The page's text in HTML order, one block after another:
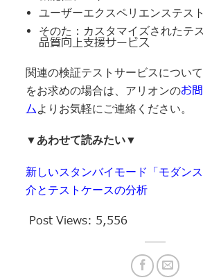
ユーザーエクスペリエンステスト
そのた：カスタマイズされたテス
品質向上支援サービス
関連の検証テストサービスについ
をお求めの場合は、アリオンのお
ムよりお気軽にご連絡ください。
▼あわせて読みたい▼
新しいスタンバイモード「モダン
介とテストケースの分析
Post Views: 5,556